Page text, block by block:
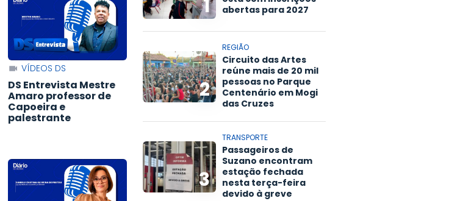
VÍDEOS DS
DS Entrevista Mestre
Amaro professor de
Capoeira e
palestrante
1
abertas para 2027
2
REGIÃO
Circuito das Artes
reúne mais de 20 mil
pessoas no Parque
Centenário em Mogi
das Cruzes
3
TRANSPORTE
Passageiros de
Suzano encontram
estação fechada
nesta terça-feira
devido à greve